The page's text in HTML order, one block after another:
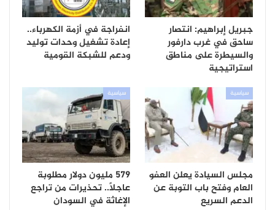
جبريل إبراهيم: انتصار
ساحق في غرب دارفور
والسيطرة على مناطق
استراتيجية
انفراجة في أزمة الكهرباء..
إعادة تشغيل وحدات توليد
ودعم للشبكة القومية
سياسية
مجلس السيادة يعلن العفو
العام وفتح باب التوبة عن
الدعم السريع
سياسية
579 مليون دولار مطلوبة
عاجلاً.. تحذيرات من تراجع
الإغاثة في السودان